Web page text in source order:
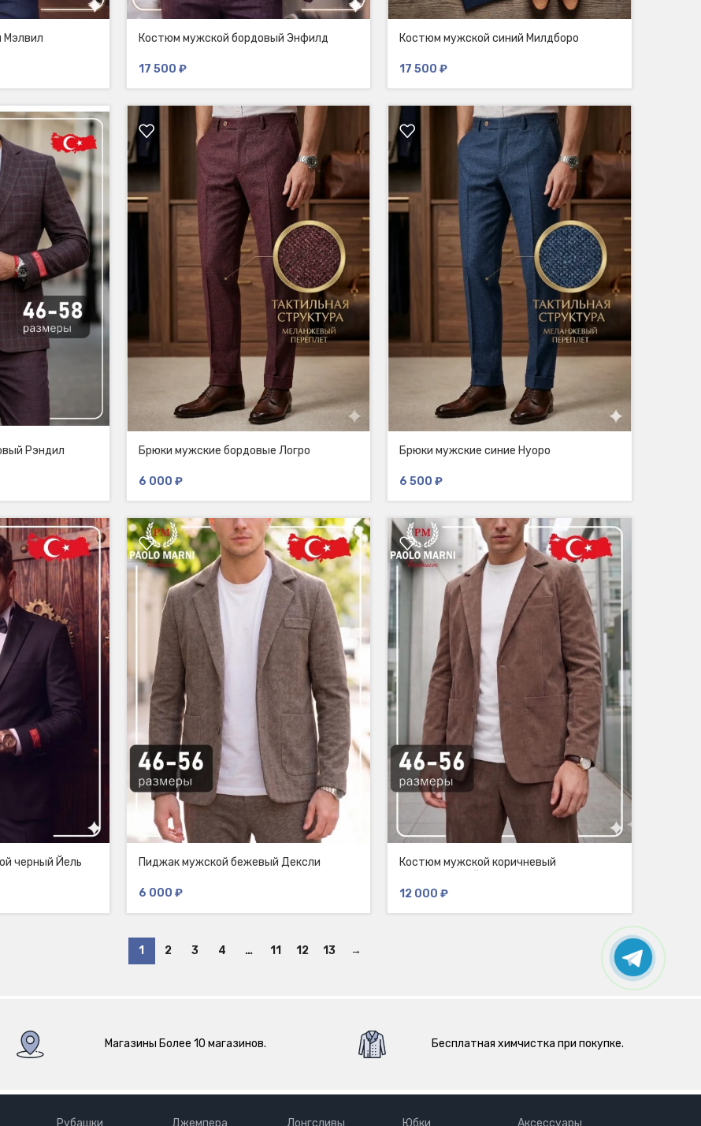
Мэлвил Костюм мужской бордовый Энфилд
17 500 ₽
Костюм мужской синий Милдборо
17 500₽
Рэндил Брюки мужские бордовые Логро
6 000 ₽
Брюки мужские синие Нуоро
6 500₽
черный Йель Пиджак мужской бежевый Дексли
6 000 ₽
Костюм мужской коричневый
12 000₽
1 2 3 4 … 11 12 13 →
Магазины Более 10 магазинов. Бесплатная химчистка при покупке.
Рубашки Джемпера Лонгсливы Юбки Аксессуары